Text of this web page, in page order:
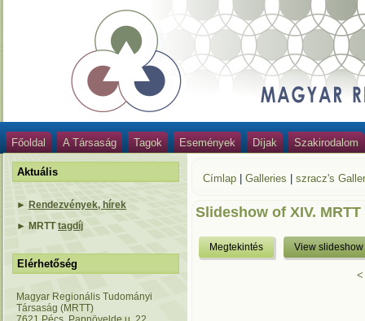
Főoldal A Társaság Tagok Események Díjak Szakirodalom
Aktuális
► Rendezvények, hírek
► MRTTtagdíj
Elérhetőség
Magyar Regionális Tudományi
Társaság (MRTT)
Címlap |Galleries |szracz's
Slideshow of XIV.
Megtekintés View slideshow